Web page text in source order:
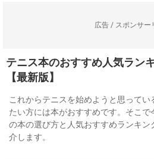
広告 / スポンサー
テニス本のおすすめ人気ラン
【最新版】
これからテニスを始めようと思って
たい方には本がおすすめです。そこで
の本の選び方と人気おすすめランキ
介します。